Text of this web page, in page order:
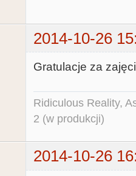
2014-10-26
Gratulacje za
Ridiculous Reality,
2 (w produkcji)
2014-10-26